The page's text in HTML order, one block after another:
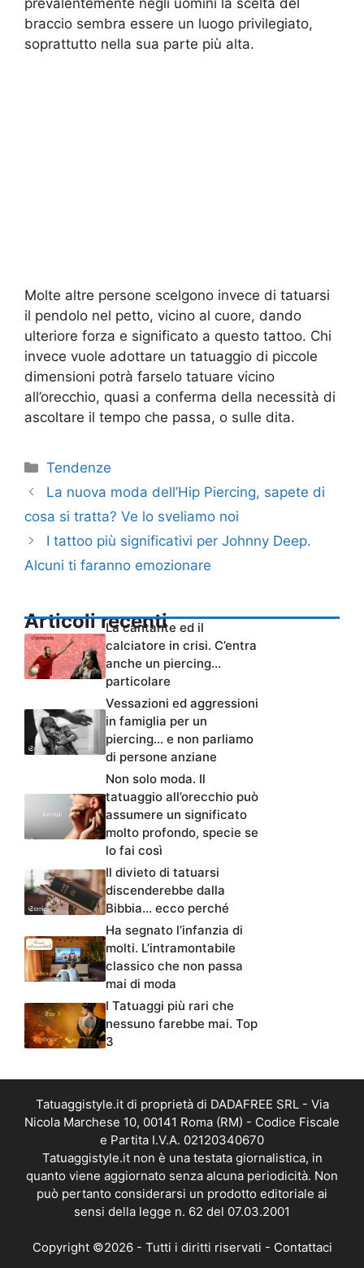
prevalentemente negli uomini la scelta del
braccio sembra essere un luogo privilegiato,
soprattutto nella sua parte più alta.
Molte altre persone scelgono invece di tatuarsi
il pendolo nel petto, vicino al cuore, dando
ulteriore forza e significato a questo tattoo. Chi
invece vuole adottare un tatuaggio di piccole
dimensioni potrà farselo tatuare vicino
all’orecchio, quasi a conferma della necessità di
ascoltare il tempo che passa, o sulle dita.
Categorie
Tendenze
La nuova moda dell’Hip Piercing, sapete di
cosa si tratta? Ve lo sveliamo noi
I tattoo più significativi per Johnny Deep.
Alcuni ti faranno emozionare
Articoli recenti
La cantante ed il
calciatore in crisi. C’entra
anche un piercing…
particolare
Vessazioni ed aggressioni
in famiglia per un
piercing… e non parliamo
di persone anziane
Non solo moda. Il
tatuaggio all’orecchio può
assumere un significato
molto profondo, specie se
lo fai così
Il divieto di tatuarsi
discenderebbe dalla
Bibbia… ecco perché
Ha segnato l’infanzia di
molti. L’intramontabile
classico che non passa
mai di moda
I Tatuaggi più rari che
nessuno farebbe mai. Top
3
Tatuaggistyle.it di proprietà di DADAFREE SRL - Via
Nicola Marchese 10, 00141 Roma (RM) - Codice Fiscale
e Partita I.V.A. 02120340670
Tatuaggistyle.it non è una testata giornalistica, in
quanto viene aggiornato senza alcuna periodicità. Non
può pertanto considerarsi un prodotto editoriale ai
sensi della legge n. 62 del 07.03.2001
Copyright ©2026 - Tutti i diritti riservati - Contattaci